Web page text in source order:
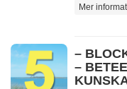
Mer
–
–